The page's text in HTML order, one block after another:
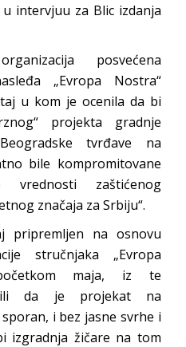
intervjuu za Blic izdanja
posvećena
„Evropa Nostra“
u kom je ocenila da bi
projekta gradnje
tvrđave na
bile kompromitovane
zaštićenog
značaja za Srbiju“.
pripremljen na osnovu
stručnjaka „Evropa
maja, iz te
da je projekat na
i bez jasne svrhe i
izgradnja žičare na tom